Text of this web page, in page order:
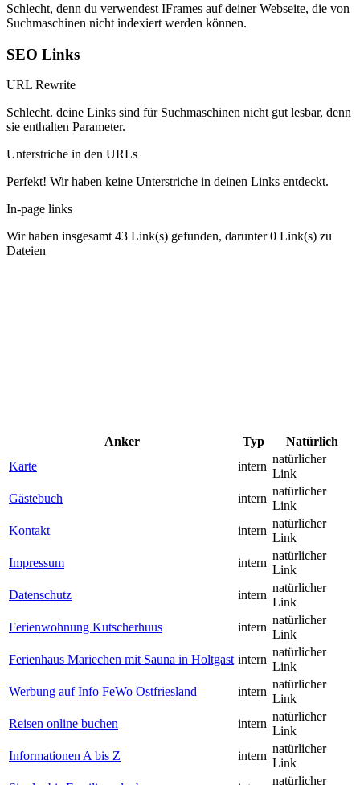
Schlecht, denn du verwendest IFrames auf deiner Webseite, die von
Suchmaschinen nicht indexiert werden können.
SEO Links
URL Rewrite
Schlecht. deine Links sind für Suchmaschinen nicht gut lesbar, denn
sie enthalten Parameter.
Unterstriche in den URLs
Perfekt! Wir haben keine Unterstriche in deinen Links entdeckt.
In-page links
Wir haben insgesamt 43 Link(s) gefunden, darunter 0 Link(s) zu
Dateien
Anker Typ
Natürlich
Karte
intern
natürlicher
Link
Gästebuch
intern
natürlicher
Link
Kontakt
intern
natürlicher
Link
Impressum
intern
natürlicher
Link
Datenschutz
intern
natürlicher
Link
Ferienwohnung Kutscherhuus
intern
natürlicher
Link
Ferienhaus Mariechen mit Sauna in Holtgast intern
natürlicher
Link
Werbung auf Info FeWo Ostfriesland
intern
natürlicher
Link
Reisen online buchen
intern
natürlicher
Link
Informationen A bis Z
intern
natürlicher
Link
natürlicher